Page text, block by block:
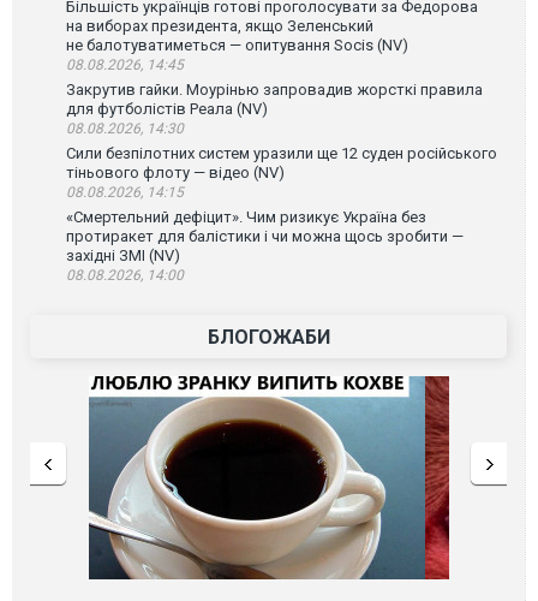
Більшість українців готові проголосувати за Федорова
на виборах президента, якщо Зеленський
не балотуватиметься — опитування Socis (NV)
08.08.2026, 14:45
Закрутив гайки. Моурінью запровадив жорсткі правила
для футболістів Реала (NV)
08.08.2026, 14:30
Сили безпілотних систем уразили ще 12 суден російського
тіньового флоту — відео (NV)
08.08.2026, 14:15
«Смертельний дефіцит». Чим ризикує Україна без
протиракет для балістики і чи можна щось зробити —
західні ЗМІ (NV)
08.08.2026, 14:00
БЛОГОЖАБИ